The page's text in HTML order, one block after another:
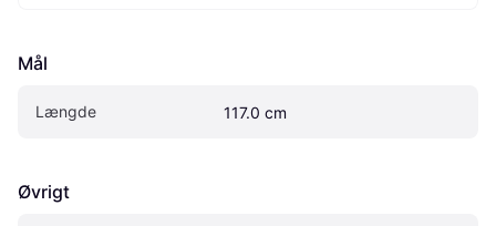
Mål
Længde 117.0 cm
Øvrigt